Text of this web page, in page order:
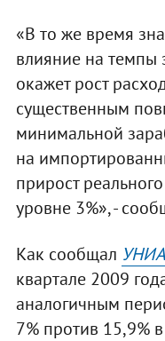
«В то же время
влияние на темпы
окажет рост
существенным
минимальной
на
прирост
уровне 3%», -
Как сообщал
квартале 2009
аналогичным
7% против 15,9%